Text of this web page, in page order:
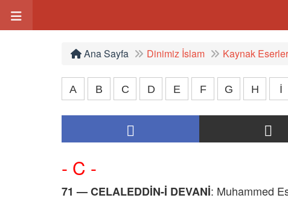
Ana Sayfa Dinimiz İslam Kaynak Eserler
A B C D E F G H İ
- C -
71 — CELALEDDİN-İ DEVANİ: Muhammed